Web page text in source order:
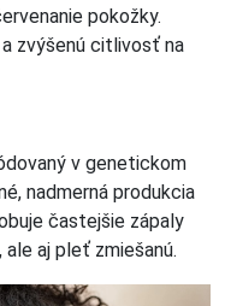
pokožky.
zvýšenú citlivosť na
v genetickom
nadmerná produkcia
častejšie zápaly
aj pleť zmiešanú.